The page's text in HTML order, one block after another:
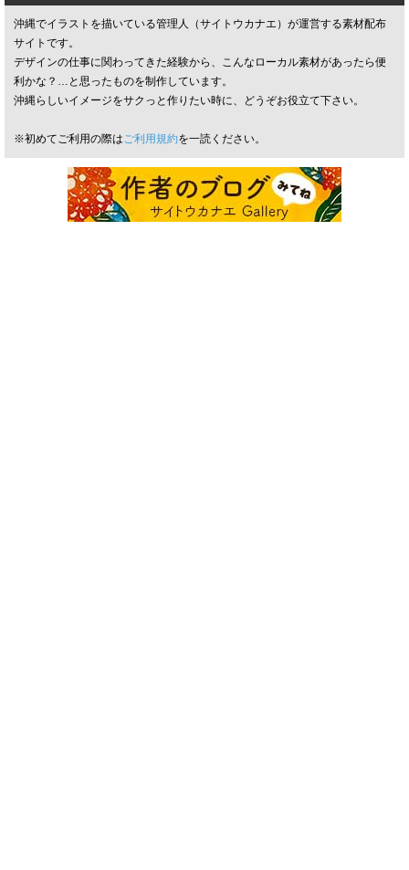
沖縄でイラストを描いている管理人（サイトウカナエ）が運営する素材配布
サイトです。
デザインの仕事に関わってきた経験から、こんなローカル素材があったら便
利かな？…と思ったものを制作しています。
沖縄らしいイメージをサクっと作りたい時に、どうぞお役立て下さい。
※初めてご利用の際は ご利用規約を一読ください。